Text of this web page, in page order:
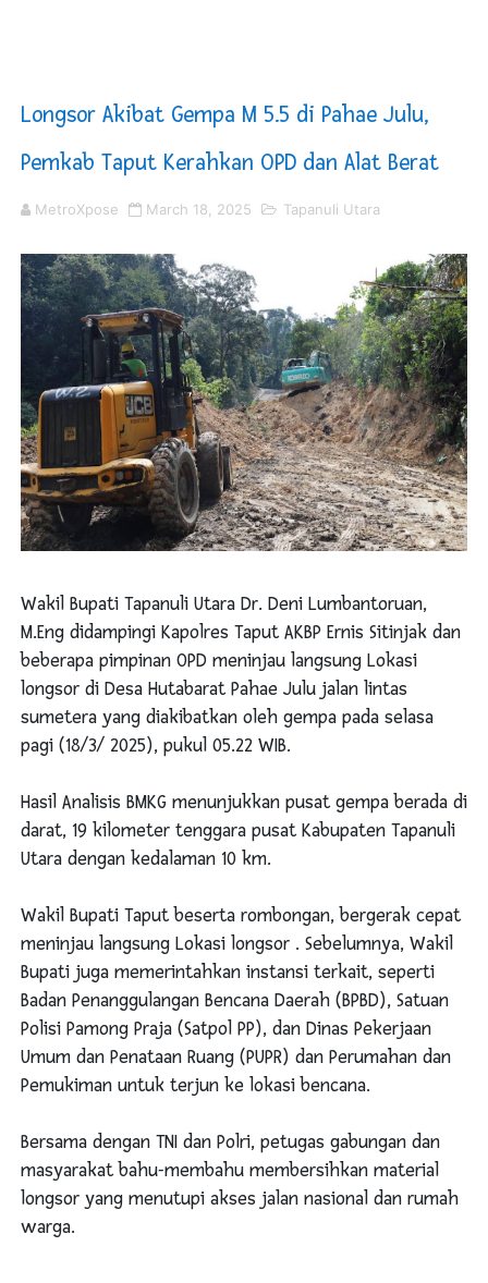
Jamwas Kejagung Ungkap Modus Korupsi Febrie
PT ASDP Cabang Ambon Siap Dukung Program Bank
Saadiah Uluputty Buka Pekan Olahraga HUT ke-81 RI
Longsor Akibat Gempa M 5.5 di Pahae Julu,
Pemkab Taput Kerahkan OPD dan Alat Berat
MetroXpose March 18, 2025 Tapanuli Utara
Wakil Bupati Tapanuli Utara Dr. Deni Lumbantoruan,
M.Eng didampingi Kapolres Taput AKBP Ernis Sitinjak dan
beberapa pimpinan OPD meninjau langsung Lokasi
longsor di Desa Hutabarat Pahae Julu jalan lintas
sumetera yang diakibatkan oleh gempa pada selasa
pagi (18/3/ 2025), pukul 05.22 WIB.
Hasil Analisis BMKG menunjukkan pusat gempa berada di
darat, 19 kilometer tenggara pusat Kabupaten Tapanuli
Utara dengan kedalaman 10 km.
Wakil Bupati Taput beserta rombongan, bergerak cepat
meninjau langsung Lokasi longsor . Sebelumnya, Wakil
Bupati juga memerintahkan instansi terkait, seperti
Badan Penanggulangan Bencana Daerah (BPBD), Satuan
Polisi Pamong Praja (Satpol PP), dan Dinas Pekerjaan
Umum dan Penataan Ruang (PUPR) dan Perumahan dan
Pemukiman untuk terjun ke lokasi bencana.
Bersama dengan TNI dan Polri, petugas gabungan dan
masyarakat bahu-membahu membersihkan material
longsor yang menutupi akses jalan nasional dan rumah
warga.